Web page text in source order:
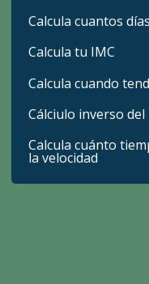
Calcula cuantos
Calcula tu IMC
Calcula cuando
Cálciulo inverso del
Calcula cuánto
la velocidad